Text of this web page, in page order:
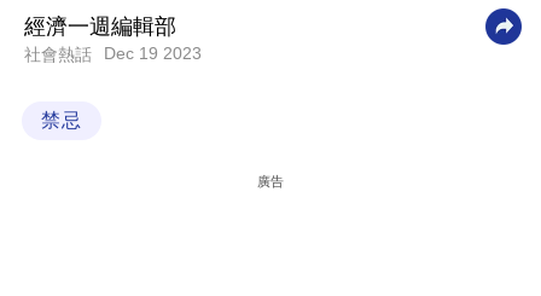
業
科
經濟一週編輯部
社會熱話 Dec 19 2023
禁忌
廣告